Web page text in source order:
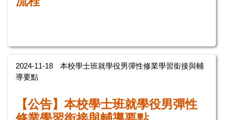
2024-11-18
本校學士班就學役男彈性修業學習銜接與輔
導要點
【公告】本校學士班就學役男彈性